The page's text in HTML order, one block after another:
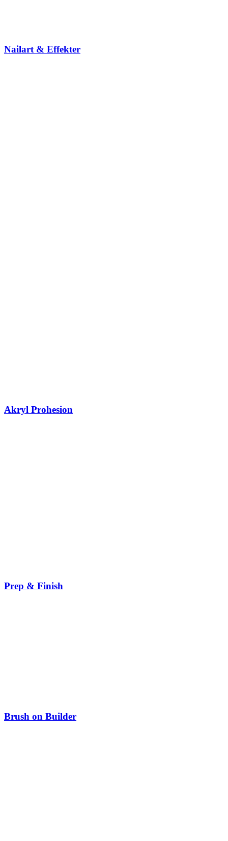
Nailart & Effekter
Akryl Prohesion
Prep & Finish
Brush on Builder